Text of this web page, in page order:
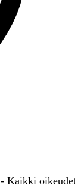
Kaikki oikeudet